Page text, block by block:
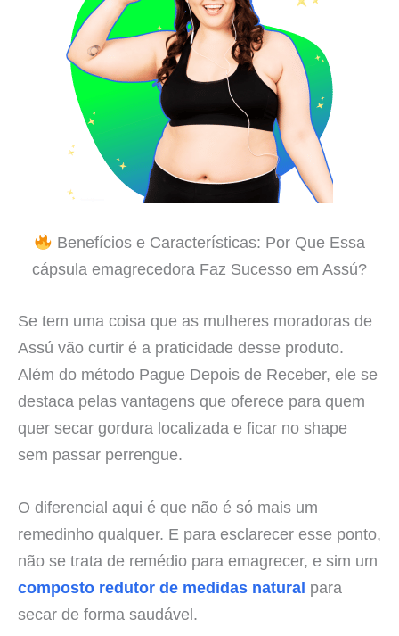
Benefícios e Características: Por Que Essa
cápsula emagrecedora Faz Sucesso em Assú?
Se tem uma coisa que as mulheres moradoras de
Assú vão curtir é a praticidade desse produto.
Além do método Pague Depois de Receber, ele se
destaca pelas vantagens que oferece para quem
quer secar gordura localizada e ficar no shape
sem passar perrengue.
O diferencial aqui é que não é só mais um
remedinho qualquer. E para esclarecer esse ponto,
não se trata de remédio para emagrecer, e sim um
composto redutor de medidas natural para
secar de forma saudável.